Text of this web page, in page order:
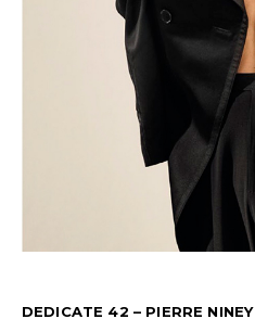
DEDICATE 42 – PIERRE NINEY